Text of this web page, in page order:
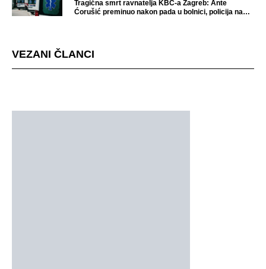
Tragična smrt ravnatelja KBC-a Zagreb: Ante
Ćorušić preminuo nakon pada u bolnici, policija na
VEZANI ČLANCI